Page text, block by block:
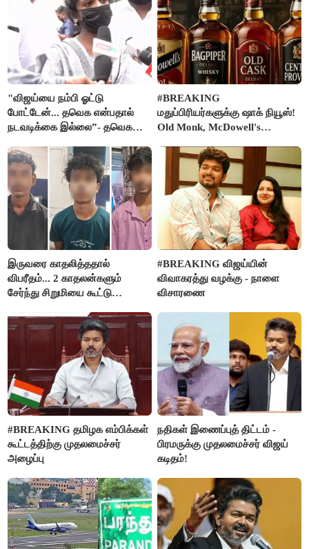
"விஜய்யை நம்பி ஓட்டு
போட்டேன்... தவெக என்பதால்
நடவடிக்கை இல்லை”- தவெக
கதறல்
#BREAKING
மதுப்பிரியர்களுக்கு ஷாக் நியூஸ்!
Old Monk, McDowell's
FSSAI தடை
இருவரை காதலித்ததால்
விபரீதம்... 2 காதலன்களும்
சேர்ந்து சிறுமியை கூட்டு
செய்த கொடூரம்
#BREAKING விஜய்யின்
விவாகரத்து வழக்கு - நாளை
விசாரணை
#BREAKING தமிழக எம்பிக்கள்
கூட்டத்திற்கு முதலமைச்சர்
அழைப்பு
நதிகள் இணைப்புத் திட்டம் -
பிரமருக்கு முதலமைச்சர் விஜய்
கடிதம்!